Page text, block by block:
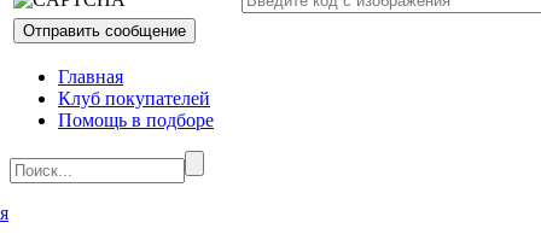
Главная
Клуб покупателей
Помощь в подборе